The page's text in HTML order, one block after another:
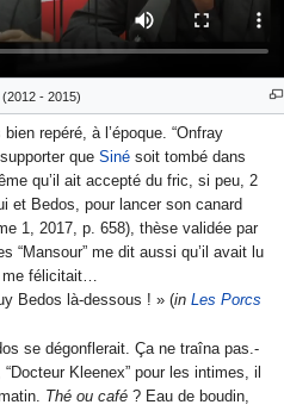
(2012 - 2015)
repéré, à l’époque. “Onfray
supporter queSiné soit tombé dans
qu’il ait accepté du fric, si peu, 2
et Bedos, pour lancer son canard
1, 2017, p. 658), thèse validée par
“Mansour” me dit aussi qu’il avait lu
me félicitait…
Bedos là-dessous ! » (in Les Porcs
­se ­dégonflerait.­ Ça ­ne traîna ­pas.­
“Docteur Kleenex” pour les intimes, il
Thé ou café ? Eau de boudin,